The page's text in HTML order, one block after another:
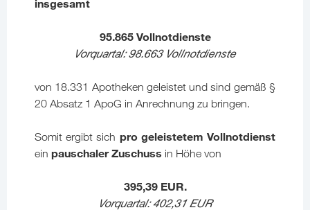
insgesamt
95.865 Vollnotdienste
Vorquartal: 98.663 Vollnotdienste
von 18.331 Apotheken geleistet und sind gemäß §
20 Absatz 1 ApoG in Anrechnung zu bringen.
Somit ergibt sich pro geleistetem Vollnotdienst
ein pauschaler Zuschuss in Höhe von
395,39 EUR.
Vorquartal: 402,31EUR